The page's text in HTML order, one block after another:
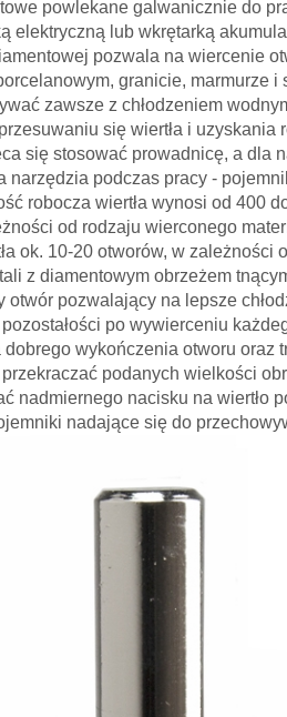
powlekane galwanicznie do
elektryczną lub wkrętarką
pozwala na wiercenie
granicie, marmurze i
zawsze z chłodzeniem
się wiertła i uzyskania
się stosować prowadnicę, a dla
narzędzia podczas pracy -
robocza wiertła wynosi od 400
od rodzaju wierconego
ok. 10-20 otworów, w zależności
z diamentowym obrzeżem
otwór pozwalający na lepsze
po wywierceniu
wykończenia otworu oraz
podanych wielkości
nadmiernego nacisku na wiertło
nadające się do